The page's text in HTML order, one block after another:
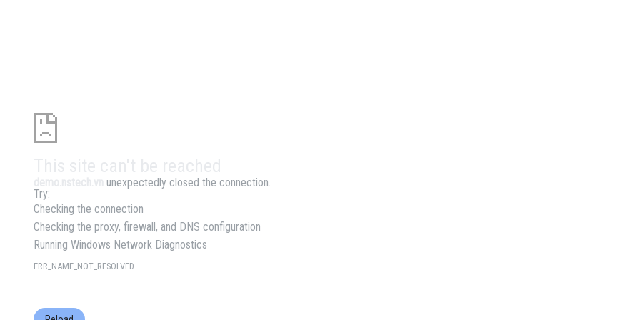
unexpectedly closed the connection.
Try:
Checking the connection
Checking the proxy, firewall, and DNS configuration
Running Windows Network Diagnostics
ERR_NAME_NOT_RESOLVED